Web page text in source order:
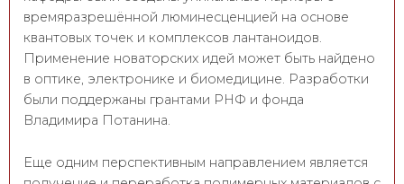
времяразрешённой люминесценцией на основе
квантовых точек и комплексов лантаноидов.
Применение новаторских идей может быть найдено
в оптике, электронике и биомедицине. Разработки
были поддержаны грантами РНФ и фонда
Владимира Потанина.
Еще одним перспективным направлением является